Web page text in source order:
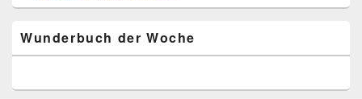
Wunderbuch der Woche